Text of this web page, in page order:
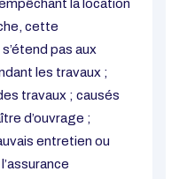
la location
cette
pas aux
les travaux ;
travaux ; causés
d’ouvrage ;
entretien ou